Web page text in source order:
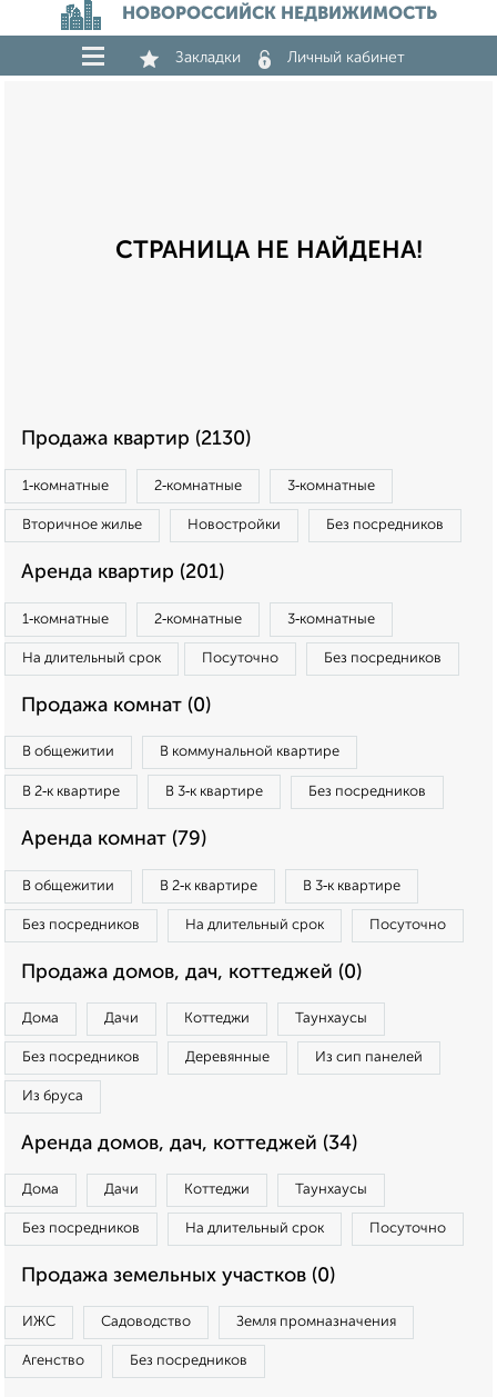
НОВОРОССИЙСК НЕДВИЖИМОСТЬ
Закладки Личный кабинет
СТРАНИЦА НЕ НАЙДЕНА!
Продажа квартир (2130)
1‑комнатные 2‑комнатные 3‑комнатные
Вторичное жилье Новостройки Без посредников
Аренда квартир (201)
1‑комнатные 2‑комнатные 3‑комнатные
На длительный срок Посуточно Без посредников
Продажа комнат (0)
В общежитии В коммунальной квартире
В 2‑к квартире В 3‑к квартире Без посредников
Аренда комнат (79)
В общежитии В 2‑к квартире В 3‑к квартире
Без посредников На длительный срок Посуточно
Продажа домов, дач, коттеджей (0)
Дома Дачи Коттеджи Таунхаусы
Без посредников Деревянные Из сип панелей
Из бруса
Аренда домов, дач, коттеджей (34)
Дома Дачи Коттеджи Таунхаусы
Без посредников На длительный срок Посуточно
Продажа земельных участков (0)
ИЖС Садоводство Земля промназначения
Агенство Без посредников